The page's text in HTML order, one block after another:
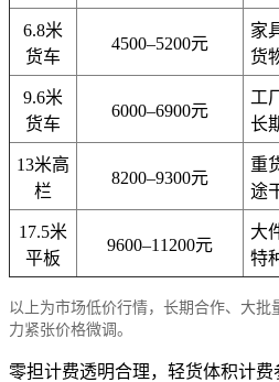
6.8米
货车
4500–5200元
家
货
9.6米
货车
6000–6900元
工
长
13米高
栏
8200–9300元
重
途
17.5米
平板
9600–11200元
大
特
以上为市场低价行情，长期合作、大
力紧张价格微调。
零担计费透明合理，轻货体积计费